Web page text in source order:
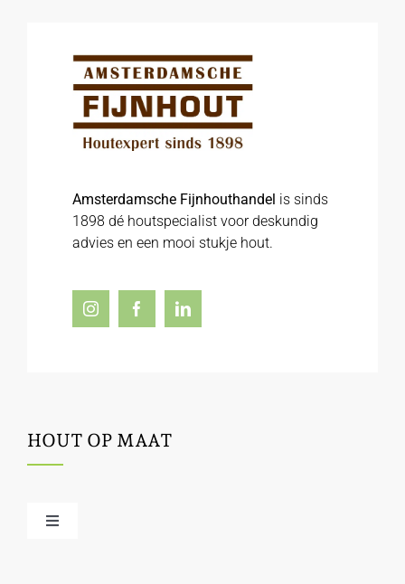
Amsterdamsche Fijnhouthandel is sinds
1898 dé houtspecialist voor deskundig
advies en een mooi stukje hout.
HOUT OP MAAT
Toggle